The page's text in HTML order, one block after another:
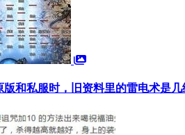
版和私服时，旧资料里的雷电术是